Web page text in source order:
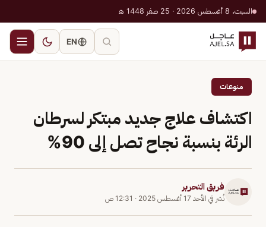
السبت، 8 أغسطس 2026 · 25 صفر 1448 هـ
EN
منوعات
اكتشاف علاج جديد مبتكر لسرطان
الرئة بنسبة نجاح تصل إلى 90%
فريق التحرير
نُشر في الأحد 17 أغسطس 2025 · 12:31 ص